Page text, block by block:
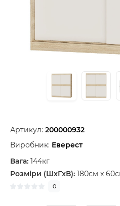
Артикул: 200000932
Виробник: Еверест
Вага: 144кг
Розміри (ШxГxВ): 180см x
0